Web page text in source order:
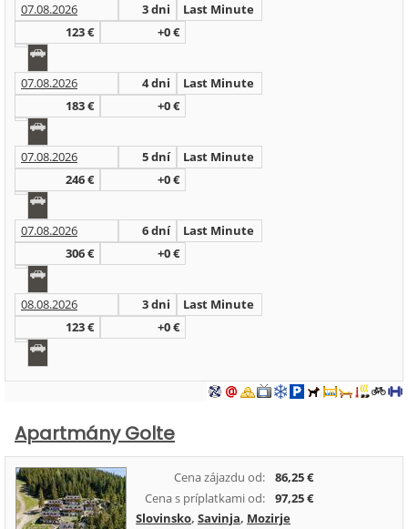
07.08.2026 3 dni
Last Minute
123 €
+0 €
07.08.2026 4 dni
Last Minute
183 €
+0 €
07.08.2026 5 dní
Last Minute
246 €
+0 €
07.08.2026 6 dní
Last Minute
306 €
+0 €
08.08.2026 3 dni
Last Minute
123 €
+0 €
Apartmány Golte
Cena zájazdu od:
86,25 €
Cena s príplatkami od:
97,25 €
Slovinsko, Savinja, Mozirje